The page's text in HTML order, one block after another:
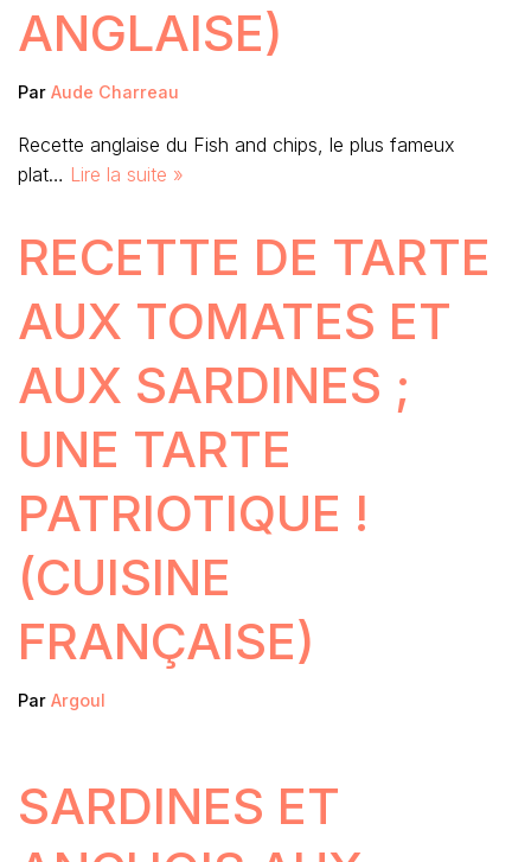
ANGLAISE)
Par Aude Charreau
Recette anglaise du Fish and chips, le plus fameux
plat… Lire la suite »
RECETTE DE TARTE
AUX TOMATES ET
AUX SARDINES ;
UNE TARTE
PATRIOTIQUE !
(CUISINE
FRANÇAISE)
Par Argoul
SARDINES ET